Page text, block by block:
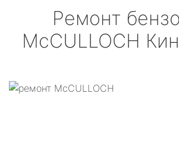
Ремонт
McCULLOCH